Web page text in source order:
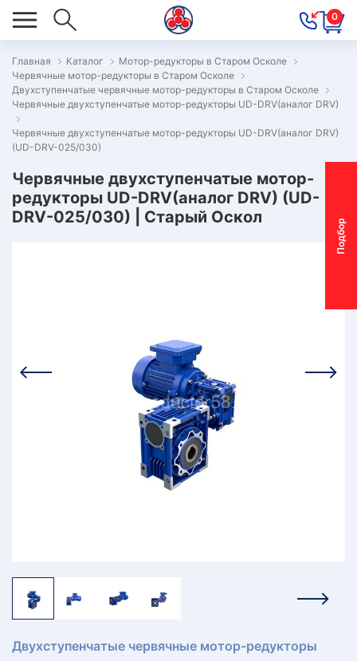
0
П
о
д
б
о
р
м
о
т
о
р
-
р
е
д
у
к
т
о
р
Главная Каталог
Мотор-редукторы в Старом Осколе
Червячные мотор-редукторы в Старом Осколе
Двухступенчатые червячные мотор-редукторы в Старом Осколе
Червячные двухступенчатые мотор-редукторы UD-DRV(аналог DRV)
Червячные двухступенчатые мотор-редукторы UD-DRV(аналог DRV)
(UD-DRV-025/030)
Червячные двухступенчатые мотор-
редукторы UD-DRV(аналог DRV) (UD-
DRV-025/030) | Старый Оскол
Двухступенчатые червячные мотор-редукторы